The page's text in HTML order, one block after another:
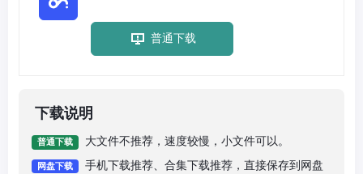
普通下载
下载说明
普通下载 大文件不推荐，速度较慢，小文件可以。
网盘下载
手机下载推荐、合集下载推荐，直接保存到网盘